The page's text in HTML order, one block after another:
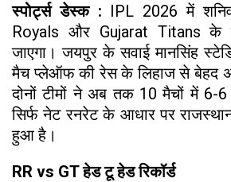
स्पोर्ट्स डेस्क : IPL 2026 में
Royals और Gujarat Titans के
जाएगा। जयपुर के सवाई मानसिंह
मैच प्लेऑफ की रेस के लिहाज से बेहद
दोनों टीमों ने अब तक 10 मैचों में 6-
सिर्फ नेट रनरेट के आधार पर
हुआ है।
RR vs GT हेड टू हेड रिकॉर्ड